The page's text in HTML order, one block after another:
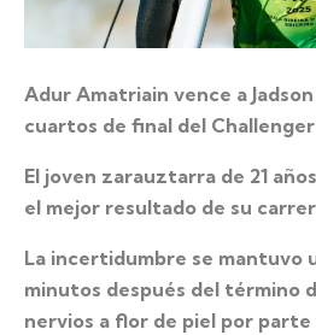
Adur Amatriain vence a
cuartos de final del
El joven zarauztarra de 21
el mejor resultado de su
La incertidumbre se mantuvo
minutos después del término
nervios a flor de piel por parte